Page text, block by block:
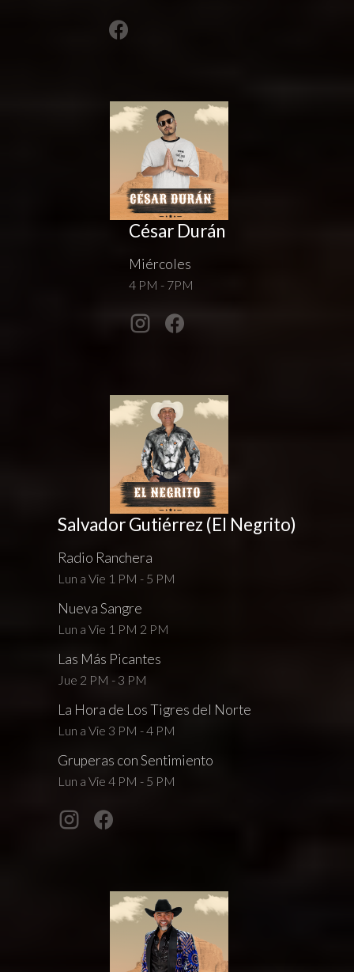
César Durán
Miércoles
4 PM - 7PM
Salvador Gutiérrez (El Negrito)
Radio Ranchera
Lun a Vie 1 PM - 5 PM
Nueva Sangre
Lun a Vie 1 PM 2 PM
Las Más Picantes
Jue 2 PM - 3 PM
La Hora de Los Tigres del Norte
Lun a Vie 3 PM - 4 PM
Gruperas con Sentimiento
Lun a Vie 4 PM - 5 PM